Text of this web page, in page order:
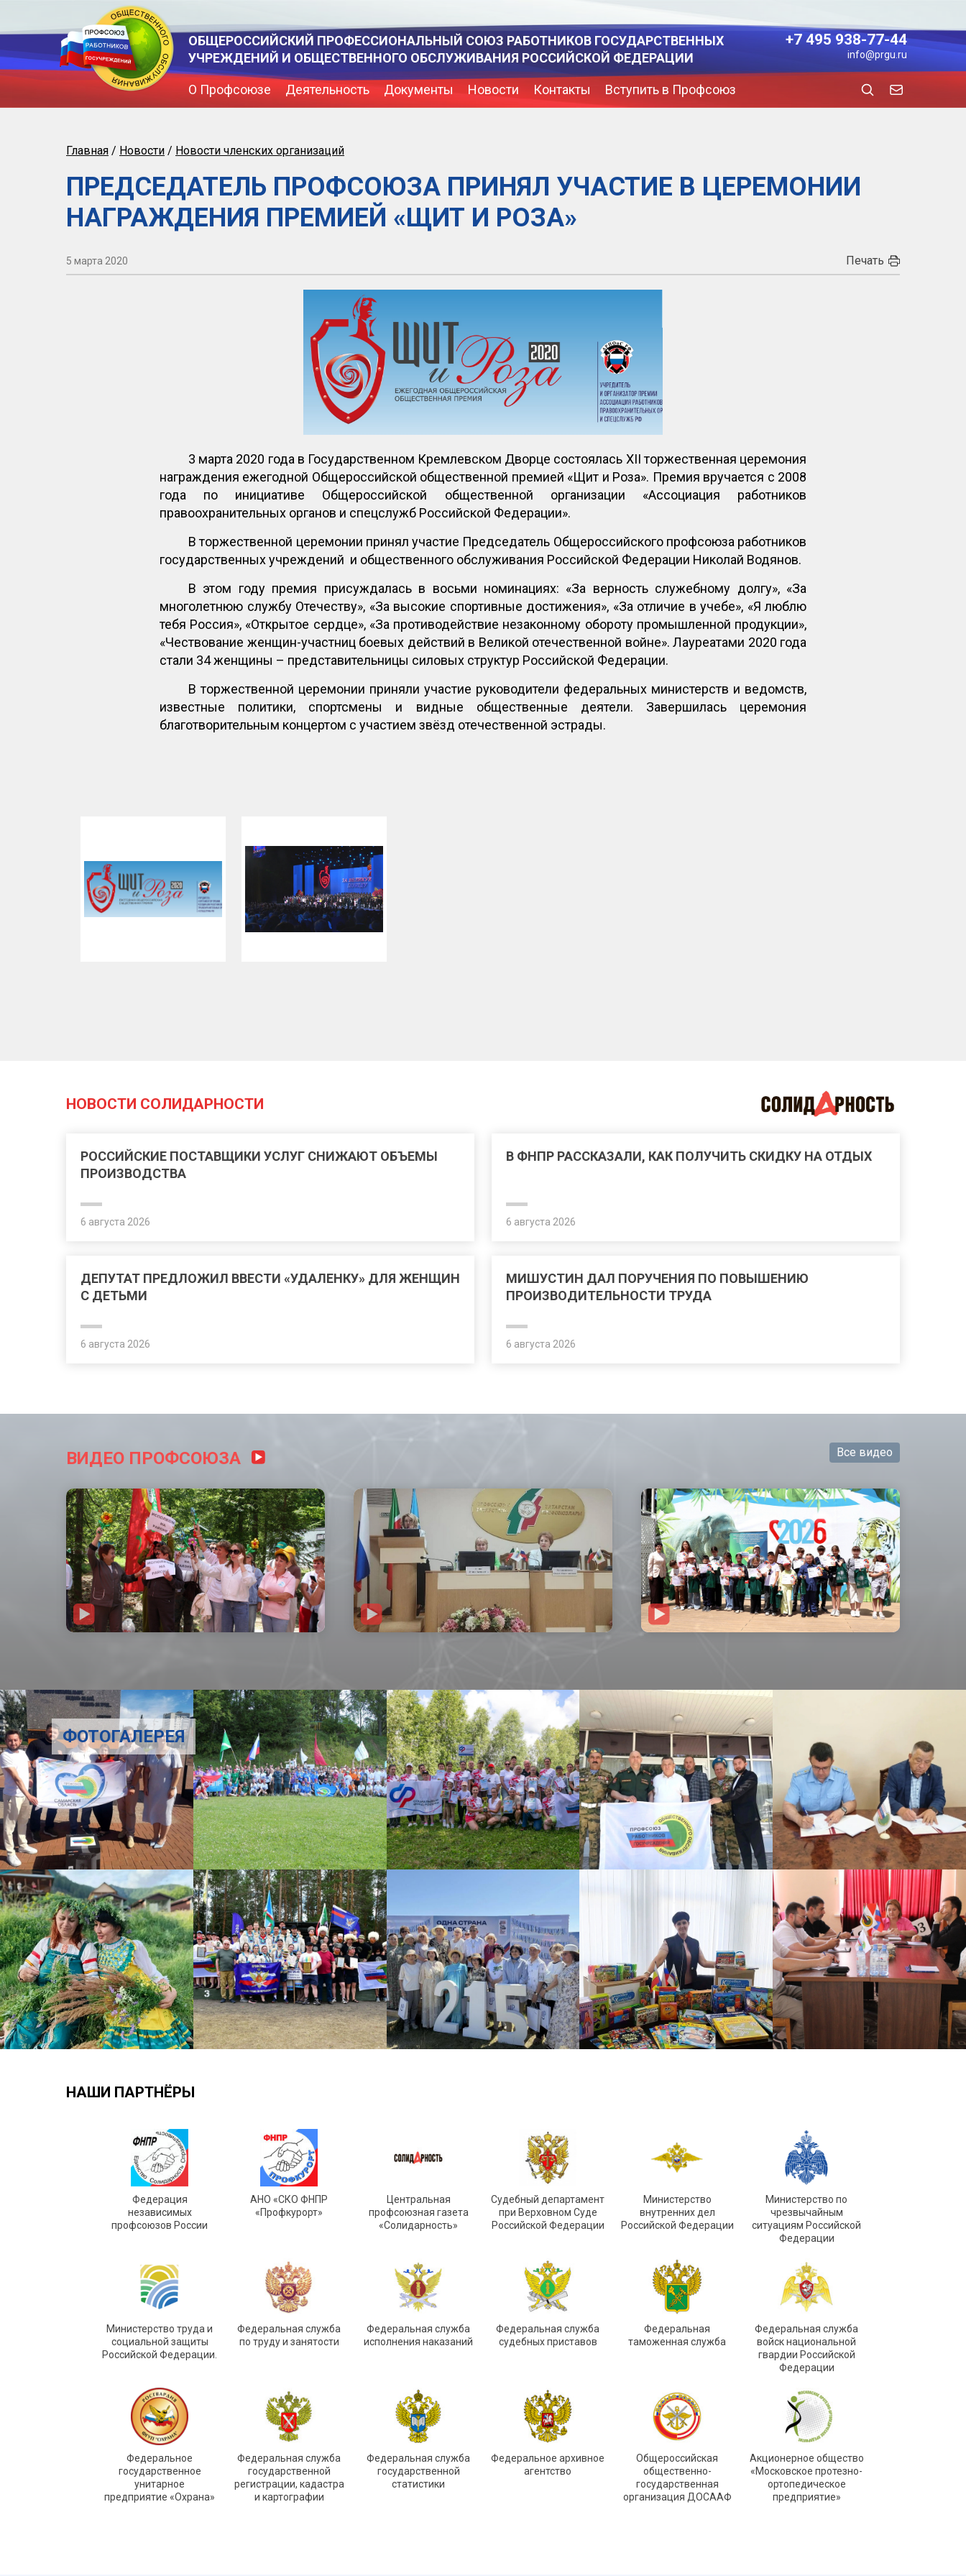
ОБЩЕРОССИЙСКИЙ ПРОФЕССИОНАЛЬНЫЙ СОЮЗ РАБОТНИКОВ ГОСУДАРСТВЕННЫХ
УЧРЕЖДЕНИЙ И ОБЩЕСТВЕННОГО ОБСЛУЖИВАНИЯ РОССИЙСКОЙ ФЕДЕРАЦИИ
+7 495 938-77-44
info@prgu.ru
О Профсоюзе Деятельность Документы Новости Контакты Вступить в Профсоюз
Главная / Новости / Новости членских организаций
ПРЕДСЕДАТЕЛЬ ПРОФСОЮЗА ПРИНЯЛ УЧАСТИЕ В ЦЕРЕМОНИИ
НАГРАЖДЕНИЯ ПРЕМИЕЙ «ЩИТ И РОЗА»
5 марта 2020 Печать
3 марта 2020 года в Государственном Кремлевском Дворце состоялась ХII торжественная церемония
награждения ежегодной Общероссийской общественной премией «Щит и Роза». Премия вручается с 2008
года по инициативе Общероссийской общественной организации «Ассоциация работников
правоохранительных органов и спецслужб Российской Федерации».
В торжественной церемонии принял участие Председатель Общероссийского профсоюза работников
государственных учреждений и общественного обслуживания Российской Федерации Николай Водянов.
В этом году премия присуждалась в восьми номинациях: «За верность служебному долгу», «За
многолетнюю службу Отечеству», «За высокие спортивные достижения», «За отличие в учебе», «Я люблю
тебя Россия», «Открытое сердце», «За противодействие незаконному обороту промышленной продукции»,
«Чествование женщин-участниц боевых действий в Великой отечественной войне». Лауреатами 2020 года
стали 34 женщины – представительницы силовых структур Российской Федерации.
В торжественной церемонии приняли участие руководители федеральных министерств и ведомств,
известные политики, спортсмены и видные общественные деятели. Завершилась церемония
благотворительным концертом с участием звёзд отечественной эстрады.
НОВОСТИ СОЛИДАРНОСТИ
РОССИЙСКИЕ ПОСТАВЩИКИ УСЛУГ СНИЖАЮТ ОБЪЕМЫ
ПРОИЗВОДСТВА
6 августа 2026
В ФНПР РАССКАЗАЛИ, КАК ПОЛУЧИТЬ СКИДКУ НА ОТДЫХ
6 августа 2026
ДЕПУТАТ ПРЕДЛОЖИЛ ВВЕСТИ «УДАЛЕНКУ» ДЛЯ ЖЕНЩИН
С ДЕТЬМИ
6 августа 2026
МИШУСТИН ДАЛ ПОРУЧЕНИЯ ПО ПОВЫШЕНИЮ
ПРОИЗВОДИТЕЛЬНОСТИ ТРУДА
6 августа 2026
ВИДЕО ПРОФСОЮЗА Все видео
ФОТОГАЛЕРЕЯ
НАШИ ПАРТНЁРЫ
Федерация
независимых
профсоюзов России
АНО «СКО ФНПР
«Профкурорт»
Центральная
профсоюзная газета
«Солидарность»
Судебный департамент
при Верховном Суде
Российской Федерации
Министерство
внутренних дел
Российской Федерации
Министерство по
чрезвычайным
ситуациям Российской
Федерации
Министерство труда и
социальной защиты
Российской Федерации.
Федеральная служба
по труду и занятости
Федеральная служба
исполнения наказаний
Федеральная служба
судебных приставов
Федеральная
таможенная служба
Федеральная служба
войск национальной
гвардии Российской
Федерации
Федеральное
государственное
унитарное
предприятие «Охрана»
Федеральная служба
государственной
регистрации, кадастра
и картографии
Федеральная служба
государственной
статистики
Федеральное архивное
агентство
Общероссийская
общественно-
государственная
организация ДОСААФ
Акционерное общество
«Московское протезно-
ортопедическое
предприятие»